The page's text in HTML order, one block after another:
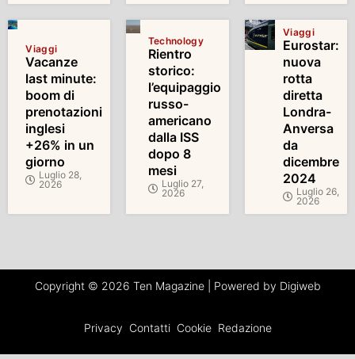
Viaggi
Vacanze
last minute:
boom di
prenotazioni
inglesi
+26% in un
giorno
Luglio 28,
2026
Technology
Rientro
storico:
l’equipaggio
russo-
americano
dalla ISS
dopo 8
mesi
Luglio 27,
2026
Viaggi
Eurostar:
nuova
rotta
diretta
Londra-
Anversa
da
dicembre
2024
Luglio 26,
2026
Copyright © 2026 Ten Magazine | Powered by Digiweb
Privacy Contatti Cookie Redazione